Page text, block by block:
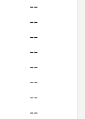
--
--
--
--
--
--
--
--